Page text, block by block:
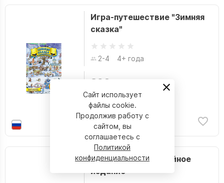
Игра-путешествие "Зимняя
сказка"
2-4 4+ года
390 р.
Нет в наличии
Корова 006: Юбилейное
издание
Сайт использует
файлы cookie.
Продолжив работу с
сайтом, вы
соглашаетесь с
Политикой
конфиденциальности